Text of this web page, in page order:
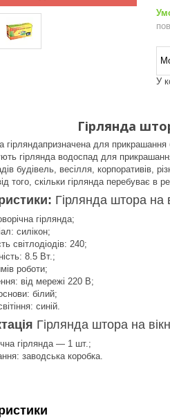
У
Гірлянда
гірляндапризначена для прикрашання
гірлянда водоспад для
будівель, весілля, корпоративів,
того, скільки гірлянда перебуває в
Гірлянда штора
гірлянда;
силікон;
світлодіодів: 240;
8.5 Вт.;
роботи;
від мережі 220 В;
білий;
синій.
Гірлянда штора на
гірлянда — 1 шт.;
заводська коробка.